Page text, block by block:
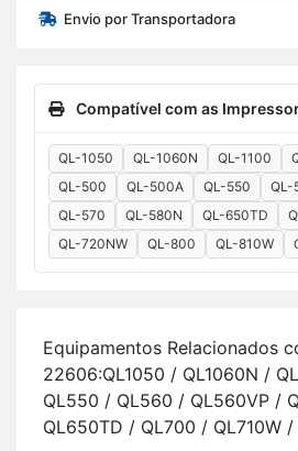
Envio por Transportadora
Compatível com as
QL-1050 QL-1060N QL-1100
QL-500
QL-500A QL-550 QL-
QL-570
QL-580N QL-650TD
QL-720NW
QL-800 QL-810W
Equi­pa­mentos Re­la­ci­o­nados
22606:QL1050 / QL1060N /
QL550 / QL560 / QL560VP /
QL650TD / QL700 / QL710W